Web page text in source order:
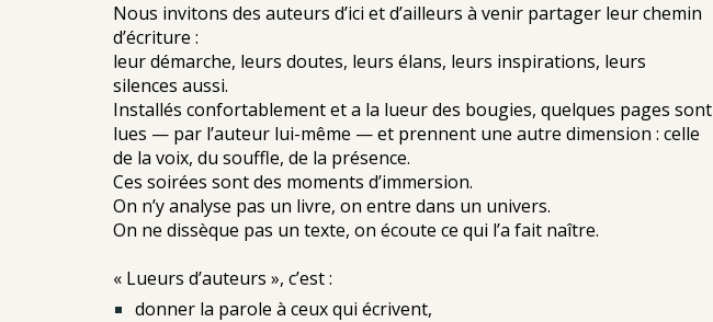
Nous invitons des auteurs d’ici et d’ailleurs à venir partager leur chemin
d’écriture :
leur démarche, leurs doutes, leurs élans, leurs inspirations, leurs
silences aussi.
Installés confortablement et a la lueur des bougies, quelques pages sont
lues — par l’auteur lui-même — et prennent une autre dimension : celle
de la voix, du souffle, de la présence.
Ces soirées sont des moments d’immersion.
On n’y analyse pas un livre, on entre dans un univers.
On ne dissèque pas un texte, on écoute ce qui l’a fait naître.
« Lueurs d’auteurs », c’est :
donner la parole à ceux qui écrivent,